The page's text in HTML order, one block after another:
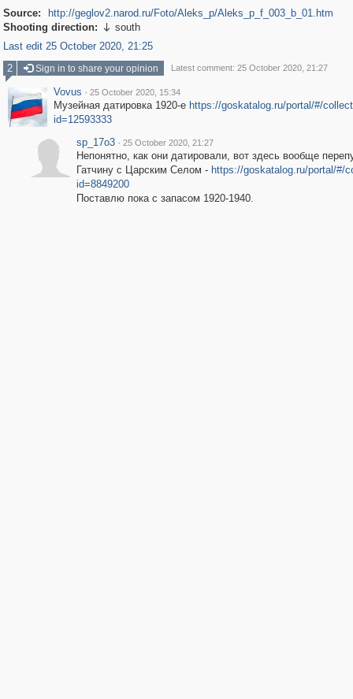
Source:
http://geglov2.narod.ru/Foto/Aleks_p/Aleks_p_f_003_b_01.htm
Shooting direction:  south
Last edit 25 October 2020, 21:25
2
Sign in to share your opinion Latest comment: 25 October 2020, 21:27
Vovus · 25 October 2020, 15:34
Музейная датировка 1920-е https://goskatalog.ru/portal/#/
id=12593333
sp_17o3 · 25 October 2020, 21:27
Непонятно, как они датировали, вот здесь вообще
Гатчину с Царским Селом - https://goskatalog.ru/portal/#/
id=8849200
Поставлю пока с запасом 1920-1940.